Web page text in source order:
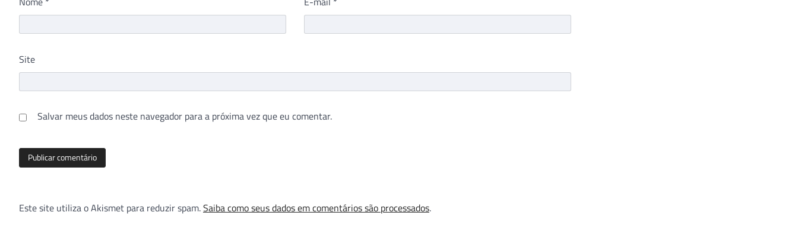
Site
Salvar meus dados neste navegador para a próxima vez que eu comentar.
Este site utiliza o Akismet para reduzir spam.Saiba como seus dados em comentários são processados.